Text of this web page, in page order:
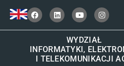
WYDZIAŁ
INFORMATYKI,
I TELEKOMUNIKACJI